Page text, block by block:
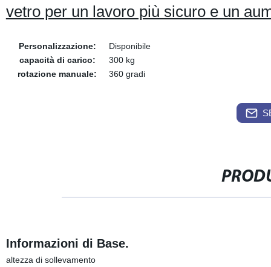
vetro per un lavoro più sicuro e un
Personalizzazione:
Disponibile
capacità di carico:
300 kg
rotazione manuale:
360 gradi
Informazioni di Base.
altezza di sollevamento